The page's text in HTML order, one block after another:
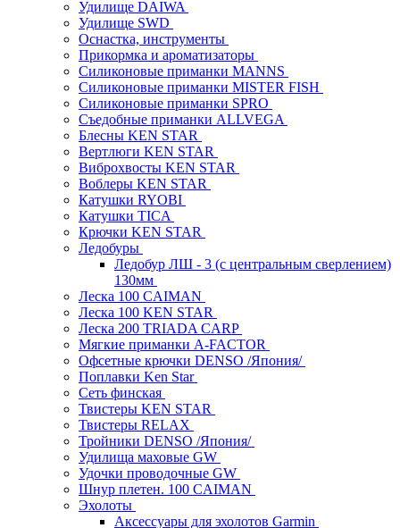
Удилище DAIWA
Удилище SWD
Оснастка, инструменты
Прикормка и ароматизаторы
Силиконовые приманки MANNS
Силиконовые приманки MISTER FISH
Силиконовые приманки SPRO
Съедобные приманки ALLVEGA
Блесны KEN STAR
Вертлюги KEN STAR
Виброхвосты KEN STAR
Воблеры KEN STAR
Катушки RYOBI
Катушки TICA
Крючки KEN STAR
Ледобуры
Ледобур ЛШ - 3 (с центральным сверлением)
130мм
Леска 100 CAIMAN
Леска 100 KEN STAR
Леска 200 TRIADA CARP
Мягкие приманки A-FACTOR
Офсетные крючки DENSO /Япония/
Поплавки Ken Star
Сеть финская
Твистеры KEN STAR
Твистеры RELAX
Тройники DENSO /Япония/
Удилища маховые GW
Удочки проводочные GW
Шнур плетен. 100 CAIMAN
Эхолоты
Аксессуары для эхолотов Garmin